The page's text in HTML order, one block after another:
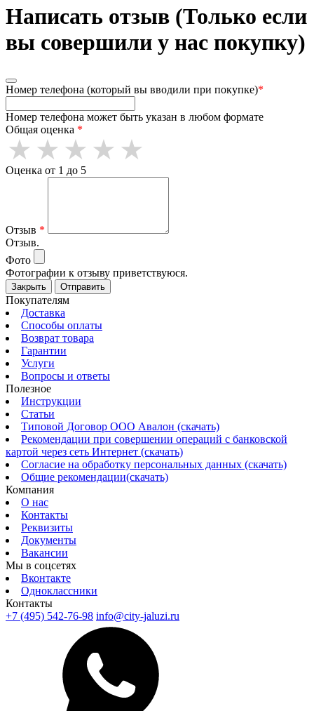
Написать отзыв (Только если
вы совершили у нас покупку)
Номер телефона (который вы вводили при покупке)*
Номер телефона может быть указан в любом формате
Общая оценка *
Оценка от 1 до 5
Отзыв *
Отзыв.
Фото
Фотографии к отзыву приветствуюся.
Закрыть Отправить
Покупателям
Доставка
Способы оплаты
Возврат товара
Гарантии
Услуги
Вопросы и ответы
Полезное
Инструкции
Статьи
Типовой Договор ООО Авалон (скачать)
Рекомендации при совершении операций с банковской
картой через сеть Интернет (скачать)
Согласие на обработку персональных данных (скачать)
Общие рекомендации(скачать)
Компания
О нас
Контакты
Реквизиты
Документы
Вакансии
Мы в соцсетях
Вконтакте
Одноклассники
Контакты
+7 (495) 542-76-98 info@city-jaluzi.ru